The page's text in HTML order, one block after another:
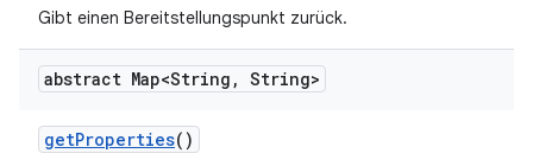
Gibt einen Bereitstellungspunkt zurück.
abstract Map<String , String>
getProperties()